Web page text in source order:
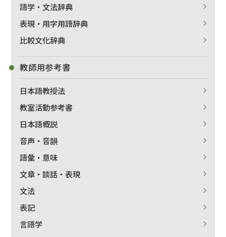
語学・文法辞典
表現・用字用語辞典
比較文化辞典
教師用参考書
日本語教授法
教室活動参考書
日本語概説
音声・音韻
語彙・意味
文章・談話・表現
文法
表記
言語学